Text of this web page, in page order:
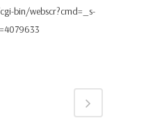
bin/webscr?cmd=_s-